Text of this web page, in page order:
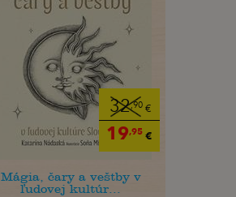
32,90€
19,95€
Mágia, čary a veštby v
ľudovej kultúr...